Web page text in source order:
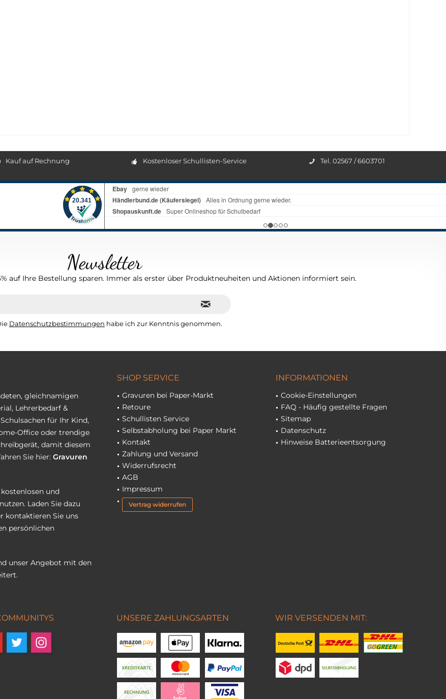
Kauf auf Rechnung Kostenloser Schullisten-Service Tel. 02567 / 6603701
Newsletter
auf Ihre Bestellung sparen. Immer als erster über Produktneuheiten und Aktionen informiert sein.
Datenschutzbestimmungen habe ich zur Kenntnis genommen.
gleichnamigen
Lehrerbedarf &
für Ihr Kind,
Office oder trendige
damit diesem
Sie hier: Gravuren
und
nutzen. Laden Sie dazu
kontaktieren Sie uns
persönlichen
unser Angebot mit den
SHOP SERVICE
Gravuren bei Paper-Markt
Retoure
Schullisten Service
Selbstabholung bei Paper Markt
Kontakt
Zahlung und Versand
Widerrufsrecht
AGB
Impressum
Vertrag widerrufen
INFORMATIONEN
Cookie-Einstellungen
FAQ - Häufig gestellte Fragen
Sitemap
Datenschutz
Hinweise Batterieentsorgung
UNSERE ZAHLUNGSARTEN WIR VERSENDEN MIT: